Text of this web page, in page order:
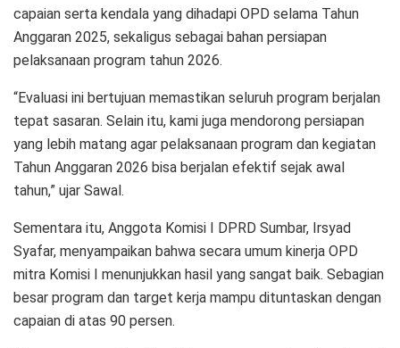
capaian serta kendala yang dihadapi OPD selama Tahun
Anggaran 2025, sekaligus sebagai bahan persiapan
pelaksanaan program tahun 2026.
“Evaluasi ini bertujuan memastikan seluruh program berjalan
tepat sasaran. Selain itu, kami juga mendorong persiapan
yang lebih matang agar pelaksanaan program dan kegiatan
Tahun Anggaran 2026 bisa berjalan efektif sejak awal
tahun,” ujar Sawal.
Sementara itu, Anggota Komisi I DPRD Sumbar, Irsyad
Syafar, menyampaikan bahwa secara umum kinerja OPD
mitra Komisi I menunjukkan hasil yang sangat baik. Sebagian
besar program dan target kerja mampu dituntaskan dengan
capaian di atas 90 persen.